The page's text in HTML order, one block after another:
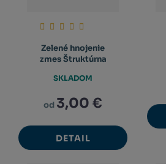
Zelené hnojenie
zmes Štruktúrna
od 3,00 €
DETAIL
SKLADOM